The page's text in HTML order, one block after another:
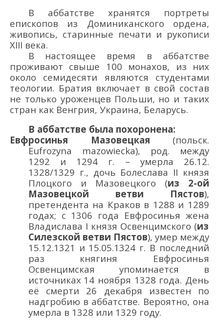
В аббатстве хранятся портреты
епископов из Доминиканского ордена,
живопись, старинные печати и рукописи
XIII века.
В настоящее время в аббатстве
проживают свыше 100 монахов, из них
около семидесяти являются студентами
теологии. Братия включает в свой состав
не только уроженцев Польши, но и таких
стран как Венгрия, Украина, Беларусь.
В аббатстве была похоронена:
Евфросинья Мазовецкая (польск.
Eufrozyna mazowiecka), род. между
1292 и 1294 г. – умерла 26.12.
1328/1329 г., дочь Болеслава II князя
Плоцкого и Мазовецкого (из 2-ой
Мазовецкой ветви Пястов),
претендента на Краков в 1288 и 1289
годах; с 1306 года Евфросиньяжена
Владислава I князя Освенцимского (из
Силезской ветви Пястов), умер между
15.12.1321 и 15.05.1324 г. В последний
раз княгиня Евфросинья
Освенцимская упоминается в
источниках 14 ноября 1328 года. День
её смерти 26 декабря известен по
надгробию в аббатстве. Вероятно, она
умерла в 1328 или 1329 году.